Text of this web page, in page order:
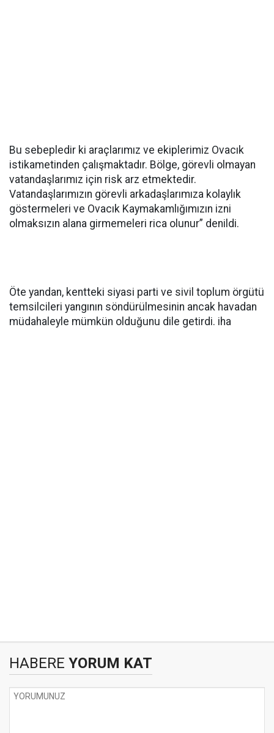
Bu sebepledir ki araçlarımız ve ekiplerimiz Ovacık
istikametinden çalışmaktadır. Bölge, görevli olmayan
vatandaşlarımız için risk arz etmektedir.
Vatandaşlarımızın görevli arkadaşlarımıza kolaylık
göstermeleri ve Ovacık Kaymakamlığımızın izni
olmaksızın alana girmemeleri rica olunur” denildi.
Öte yandan, kentteki siyasi parti ve sivil toplum örgütü
temsilcileri yangının söndürülmesinin ancak havadan
müdahaleyle mümkün olduğunu dile getirdi. iha
HABERE YORUM KAT